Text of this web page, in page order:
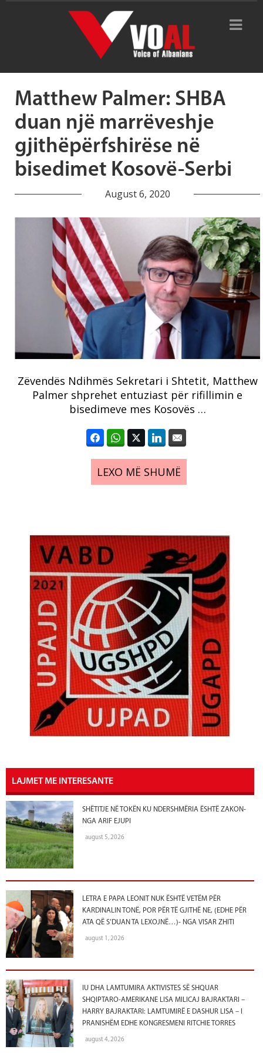
Tag Archive: zgjidhje
gjithëpërfshirëse
Matthew Palmer: SHBA
duan një marrëveshje
gjithëpërfshirëse në
bisedimet Kosovë-Serbi
August 6, 2020
Zëvendës Ndihmës Sekretari i Shtetit, Matthew
Palmer shprehet entuziast për rifillimin e
bisedimeve mes Kosovës …
LEXO MË SHUMË
LAJMET ME INTERESANTE
SHËTITJE NË TOKËN KU NDERSHMËRIA ËSHTË ZAKON-
NGA ARIF EJUPI
august 5, 2026
LETRA E PAPA LEONIT NUK ËSHTË VETËM PËR
KARDINALIN TONË, POR PËR TË GJITHË NE, (EDHE PËR
ATA QË S’DUAN TA LEXOJNË…)- NGA VISAR ZHITI
august 1, 2026
IU DHA LAMTUMIRA AKTIVISTES SË SHQUAR
SHQIPTARO-AMERIKANE LISA MILICAJ BAJRAKTARI –
HARRY BAJRAKTARI: LAMTUMIRË E DASHUR LISA – I
PRANISHËM EDHE KONGRESMENI RITCHIE TORRES
august 4, 2026